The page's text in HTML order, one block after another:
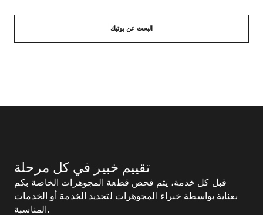
البحث عن بوتيك
تقييم خبير في كل مرحلة
قبل كل خدمة، يتم فحص قطعة المجوهرات الخاصة بكم
بعناية بواسطة خبراء المجوهرات لتحديد الخدمة أو الخدمات
المناسبة.